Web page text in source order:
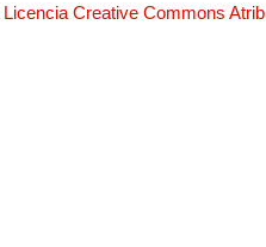
Licencia Creative Commons